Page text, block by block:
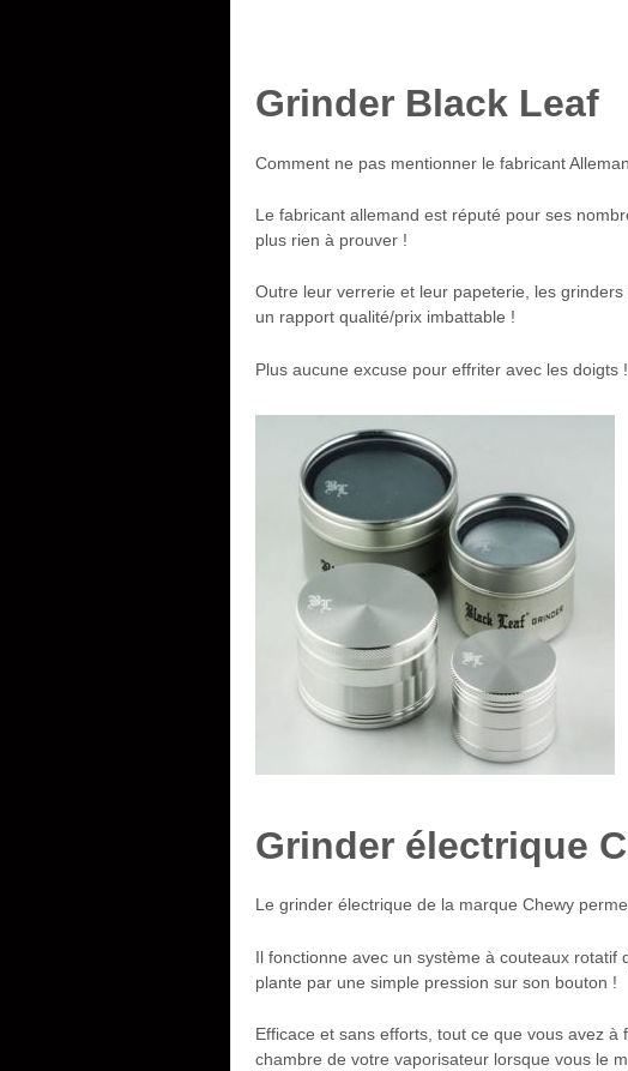
Grinder Black Leaf
Comment ne pas mentionner le fabricant
Le fabricant allemand est réputé pour ses
plus rien à prouver !
Outre leur verrerie et leur papeterie, les
un rapport qualité/prix imbattable !
Plus aucune excuse pour effriter avec les doigts !
Grinder électrique
Le grinder électrique de la marque Chewy
Il fonctionne avec un système à couteaux rotatif
plante par une simple pression sur son bouton !
Efficace et sans efforts, tout ce que vous avez
chambre de votre vaporisateur lorsque vous le